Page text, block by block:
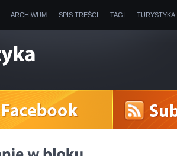
ARCHIWUM SPIS TREŚCI TAGI